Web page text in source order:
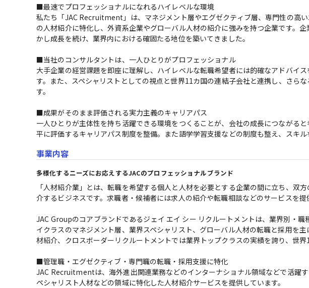
■最速でプロフェッショナルになれるハイレベルな環境
私たち「JAC Recruitment」は、マネジメント層やエグゼクティブ層、専門性の高
の人材紹介に特化し、外資系企業やグローバル人材の紹介に強みを持つ企業です。
かし成長を続け、業界内における確固たる地位を築いてきました。
■当社のコンサルタントは、一人ひとりがプロフェッショナル
大手企業の経営課題を即座に理解し、ハイレベルな転職希望者には的確なアドバイ
す。また、スペシャリストとしての視点と世界11カ国の連結子会社と連携し、さら
す。
■成果がそのまま評価される実力主義のキャリアパス
一人ひとりが主体性を持ち活躍できる環境をつくることが、会社の成長につながる
平に評価するキャリアパス制度を整備。また語学学習支援などの制度も整え、スキル
事業内容
多様化するニーズにお応えするJACのプロフェッショナルブランド
「人材紹介業」とは、転職を希望する個人と人材を必要とする企業の間に立ち、双
介するビジネスです。求職者・候補者には求人の紹介や転職相談などのサービスを提
JAC Groupのコアブランドであるジェイ エイ シー リクルートメントは、業界別・
イクラスのマネジメント層、業界スペシャリスト、グローバル人材の転職と採用を
材紹介、クロスボーダーリクルートメントでは業界トップクラスの実績を誇り、世界
■管理職・エグゼクティブ・専門職の転職・採用支援に特化
JAC Recruitmentは、海外進出関連業務などのインターナショナル領域などで活躍
ペシャリスト人材などの領域に特化した人材紹介サービスを提供しています。